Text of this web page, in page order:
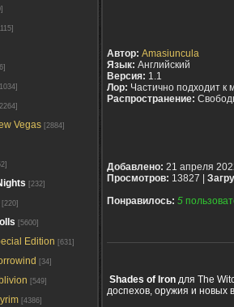
Vegas [2884]
[232]
[220]
[5600]
Edition [631]
[34]
[549]
[4386]
Автор: Amasiuncula
Язык: Английский
Версия: 1.1
Лор: Частично подходит к
Распространение:
Добавлено: 21 апреля
Просмотров: 13827 |
Понравилось: 5
Shades of Iron для The
доспехов, оружия и новых